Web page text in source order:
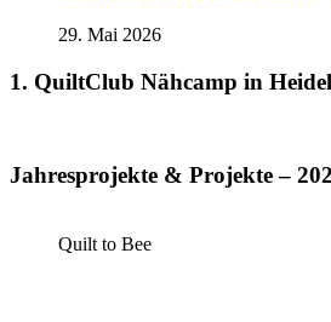
29. Mai 2026
1. QuiltClub Nähcamp in
Jahresprojekte & Projekte –
Quilt to Bee